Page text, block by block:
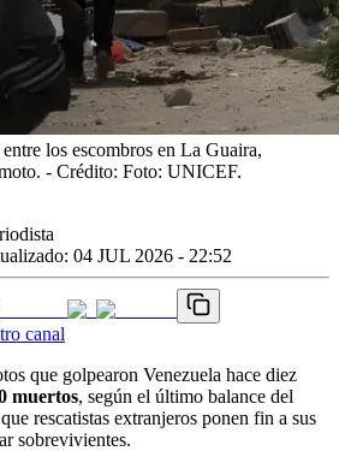
los escombros en La Guaira,
- Crédito: Foto: UNICEF.
04 JUL 2026 - 22:52
canal
que golpearon Venezuela hace diez
muertos, según el último balance del
rescatistas extranjeros ponen fin a sus
sobrevivientes.